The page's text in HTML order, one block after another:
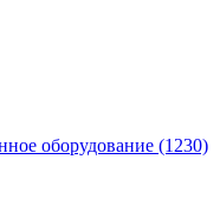
оборудование (1230)